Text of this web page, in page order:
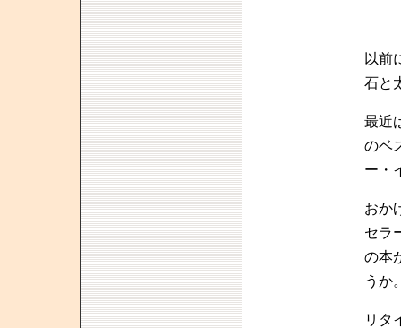
以前
石と
最近
のベ
ー・
おか
セラ
の本
うか
リタ